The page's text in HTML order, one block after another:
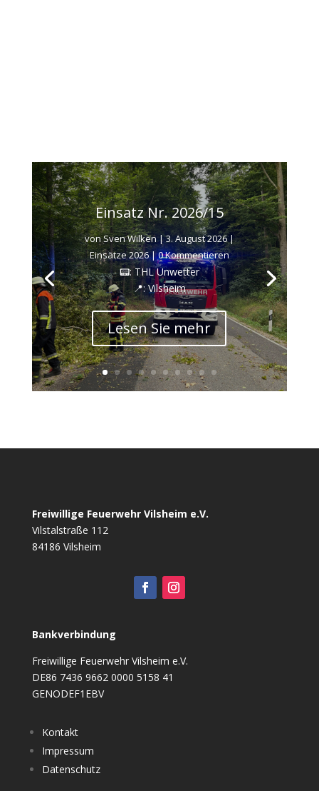
Einsatz Nr. 2026/15
vonSven Wilken|3. August 2026|
Einsätze 2026| 0 Kommentieren
📟: THL Unwetter
📍: Vilsheim
Lesen Sie mehr
Freiwillige Feuerwehr Vilsheim e.V.
Vilstalstraße 112
84186 Vilsheim
Bankverbindung
Freiwillige Feuerwehr Vilsheim e.V.
DE86 7436 9662 0000 5158 41
GENODEF1EBV
Kontakt
Impressum
Datenschutz